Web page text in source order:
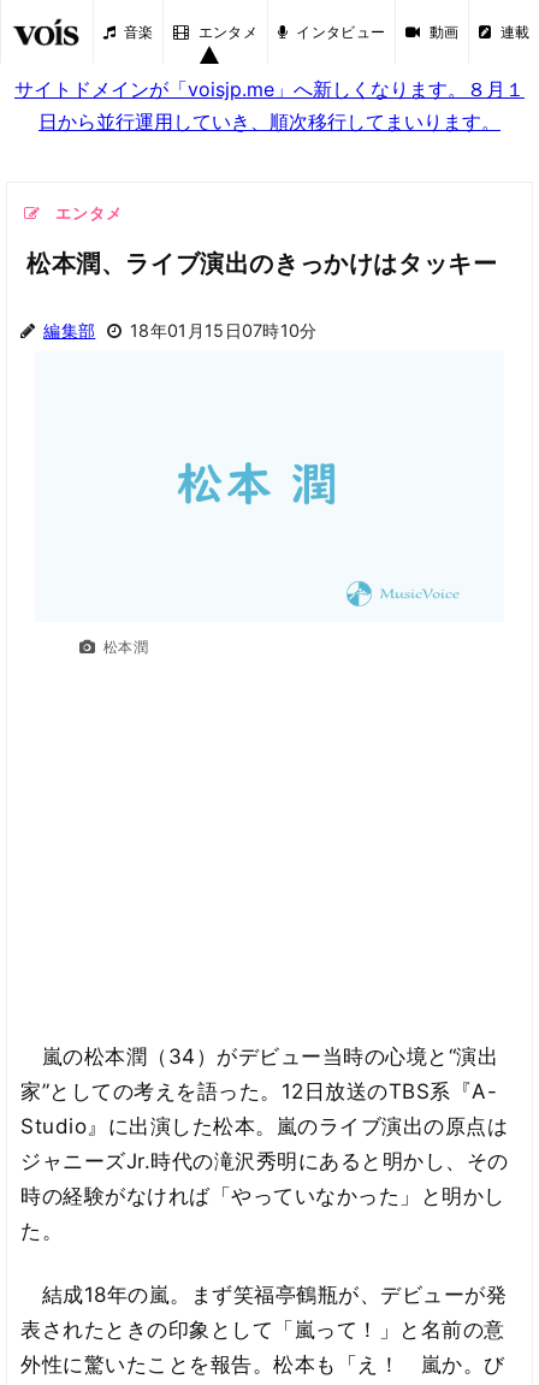
音楽 エンタメ インタビュー 動画 連載
サイトドメインが「voisjp.me」へ新しくなります。８月１
日から並行運用していき、順次移行してまいります。
エンタメ
松本潤、ライブ演出のきっかけはタッキー
編集部 18年01月15日07時10分
松本潤
嵐の松本潤（34）がデビュー当時の心境と“演出
家”としての考えを語った。12日放送のTBS系『A-
Studio』に出演した松本。嵐のライブ演出の原点は
ジャニーズJr.時代の滝沢秀明にあると明かし、その
時の経験がなければ「やっていなかった」と明かし
た。
結成18年の嵐。まず笑福亭鶴瓶が、デビューが発
表されたときの印象として「嵐って！」と名前の意
外性に驚いたことを報告。松本も「え！ 嵐か。び